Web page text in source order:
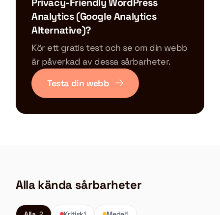
Analytics (Google Analytics
Alternative)?
Kör ett gratis test och se om din webb
är påverkad av dessa sårbarheter.
Testa din webb
Alla kända sårbarheter